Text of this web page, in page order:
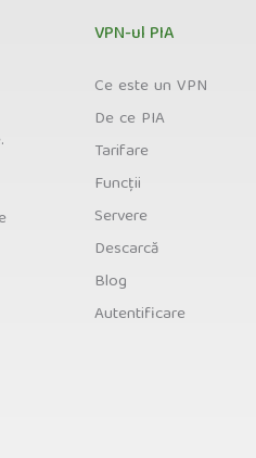
VPN-ul PIA
Ce este un VPN
De ce PIA
Tarifare
Funcții
Servere
Descarcă
Blog
Autentificare